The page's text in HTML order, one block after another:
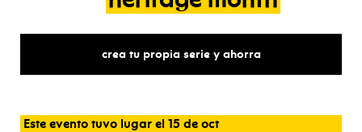
crea tu propia serie y ahorra
Este evento tuvo lugar el 15 de oct